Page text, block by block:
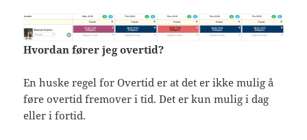
Hvordan fører jeg overtid?
En huske regel for Overtid er at det er ikke mulig å
føre overtid fremover i tid. Det er kun mulig i dag
eller i fortid.